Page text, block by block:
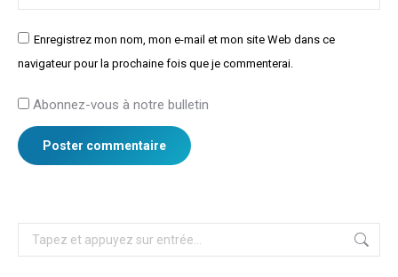
Enregistrez mon nom, mon e-mail et mon site Web dans ce
navigateur pour la prochaine fois que je commenterai.
Abonnez-vous à notre bulletin
Poster commentaire
Recherche
: